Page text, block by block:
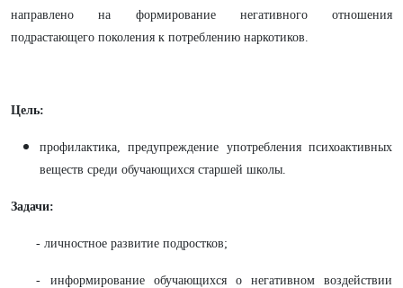
направлено на формирование негативного отношения
подрастающего поколения к потреблению наркотиков.
Цель:
профилактика, предупреждение употребления психоактивных
веществ среди обучающихся старшей школы.
Задачи:
- личностное развитие подростков;
- информирование обучающихся о негативном воздействии